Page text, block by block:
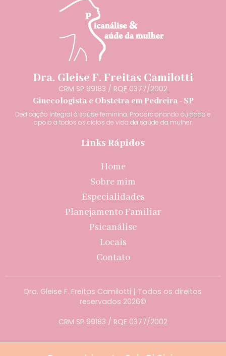
Dra. Gleise F. Freitas Camilotti
CRM SP 99183 / RQE 0377/2002
Ginecologista e Obstetra em Pedreira - SP
Dedicação integral à saúde feminina. Proporcionando cuidado e
apoio a todos os ciclos de vida da saúde da mulher.
Links Rápidos
Home
Sobre mim
Especialidades
Planejamento Familiar
Psicanálise
Locais
Contato
Dra. Gleise F. Freitas Camilotti | Todos os direitos
reservados 2026©️
CRM SP 99183 / RQE 0377/2002